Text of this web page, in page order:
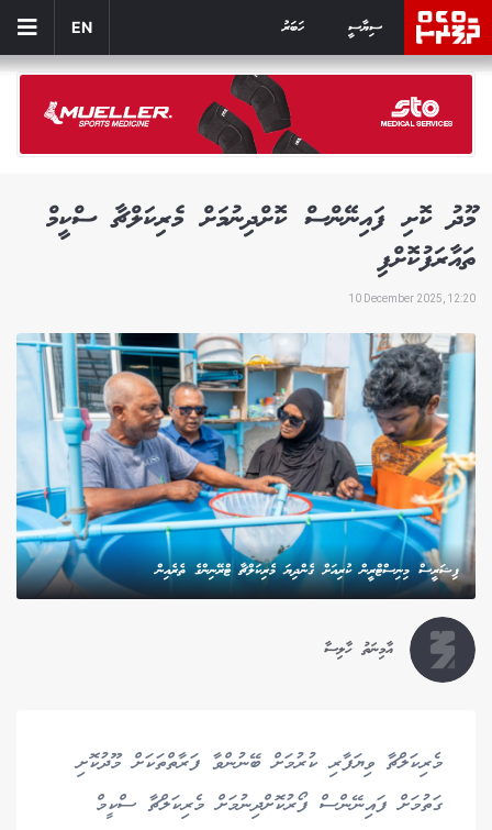
ސިޔާސީ ހަބަރު EN
މޫދު ކޮށި ފައިނޭންސް ކޮށްދިނުމަށް މެރިކަލްޗާ ސްކީމް
ތައާރަފުކޮށްފި
10 December 2025, 12:20
ފިޝަރީސް މިނިސްޓްރީން ކުރިއަށް ގެންދިޔަ މެރިކަލްޗާ ޓްރޭނިންގެ ތެރެއިން
އާމިނަތު ހާލިސާ
މެރިކަލްޗާ ވިޔަފާރި ކުރުމަށް ބޭނުންވާ ފަރާތްތަކަށް މޫދުކޮށި
ގަތުމަށް ފައިނޭންސް ފޯރުކޮށްދިނުމަށް މެރިކަލްޗާ ސްކީމް